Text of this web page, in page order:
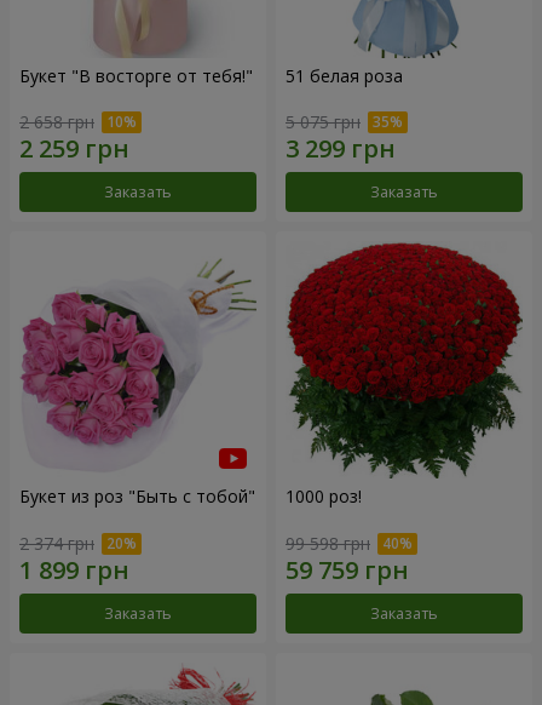
Букет "В восторге от тебя!"
2 658 грн
Заказать
51 белая роза
5 075 грн
Заказать
Букет из роз "Быть с тобой"
2 374 грн
Заказать
1000 роз!
99 598 грн
Заказать